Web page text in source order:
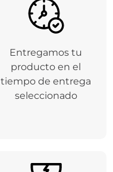
Entregamos tu
producto en el
tiempo de entrega
seleccionado